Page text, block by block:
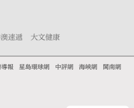
速遞 大文健康
導報 星島環球網 中評網 海峽網
閩南網